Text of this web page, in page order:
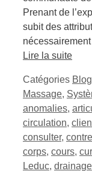
Prenant de
subit des
Lire la suite
Catégories
Massage,
anomalies,
circulation,
consulter,
corps, cours,
Leduc, drainage